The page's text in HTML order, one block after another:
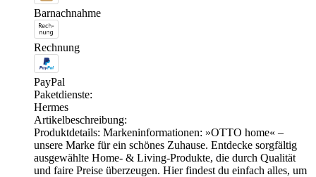
Barnachnahme
Rechnung
PayPal
Paketdienste:
Hermes
Artikelbeschreibung:
Produktdetails: Markeninformationen: »OTTO home« –
unsere Marke für ein schönes Zuhause. Entdecke sorgfältig
ausgewählte Home- & Living-Produkte, die durch Qualität
und faire Preise überzeugen. Hier findest du einfach alles, um